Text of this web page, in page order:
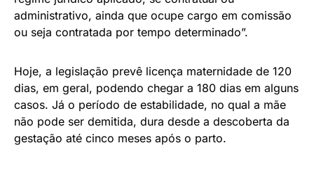
administrativo, ainda que ocupe cargo em comissão
ou seja contratada por tempo determinado”.
Hoje, a legislação prevê licença maternidade de 120
dias, em geral, podendo chegar a 180 dias em alguns
casos. Já o período de estabilidade, no qual a mãe
não pode ser demitida, dura desde a descoberta da
gestação até cinco meses após o parto.